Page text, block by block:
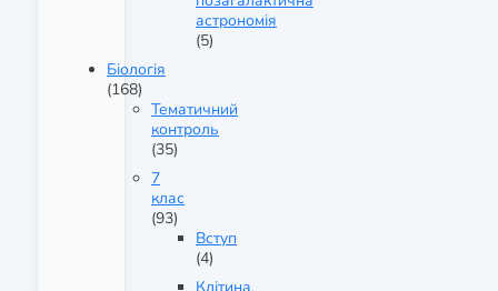
астрономія
(5)
Біологія
(168)
Тематичний
контроль
(35)
7
клас
(93)
Вступ
(4)